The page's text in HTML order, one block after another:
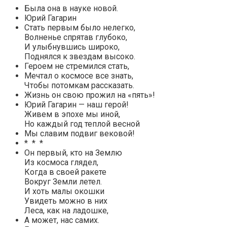
Была она в науке новой.
Юрий Гагарин
Стать первым было нелегко,
Волненье спрятав глубоко,
И улыбнувшись широко,
Поднялся к звездам высоко.
Героем не стремился стать,
Мечтал о космосе все знать,
Чтобы потомкам рассказать.
Жизнь он свою прожил на «пять»!
Юрий Гагарин — наш герой!
Живем в эпохе мы иной,
Но каждый год теплой весной
Мы славим подвиг вековой!
* * *
Он первый, кто на Землю
Из космоса глядел,
Когда в своей ракете
Вокруг Земли летел.
И хоть малы окошки
Увидеть можно в них
Леса, как на ладошке,
А может, нас самих.